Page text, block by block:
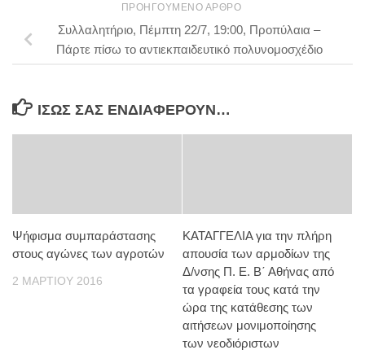
ΠΡΟΗΓΟΎΜΕΝΟ ΆΡΘΡΟ
Συλλαλητήριο, Πέμπτη 22/7, 19:00, Προπύλαια –
Πάρτε πίσω το αντιεκπαιδευτικό πολυνομοσχέδιο
ΊΣΩΣ ΣΑΣ ΕΝΔΙΑΦΈΡΟΥΝ…
Ψήφισμα συμπαράστασης
στους αγώνες των αγροτών
2 ΜΑΡΤΊΟΥ 2016
ΚΑΤΑΓΓΕΛΙΑ για την πλήρη
απουσία των αρμοδίων της
Δ/νσης Π. Ε. Β΄ Αθήνας από
τα γραφεία τους κατά την
ώρα της κατάθεσης των
αιτήσεων μονιμοποίησης
των νεοδιόριστων